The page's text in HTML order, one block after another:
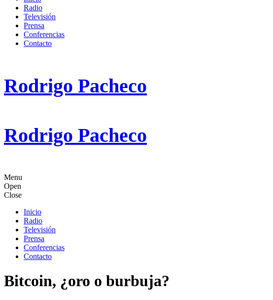
Radio
Televisión
Prensa
Conferencias
Contacto
Rodrigo Pacheco
Rodrigo Pacheco
Menu
Open
Close
Inicio
Radio
Televisión
Prensa
Conferencias
Contacto
Bitcoin, ¿oro o burbuja?